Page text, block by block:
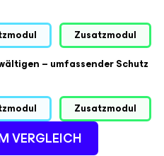
Zusatzmodul
– umfassender Schutz
Zusatzmodul
VERGLEICH